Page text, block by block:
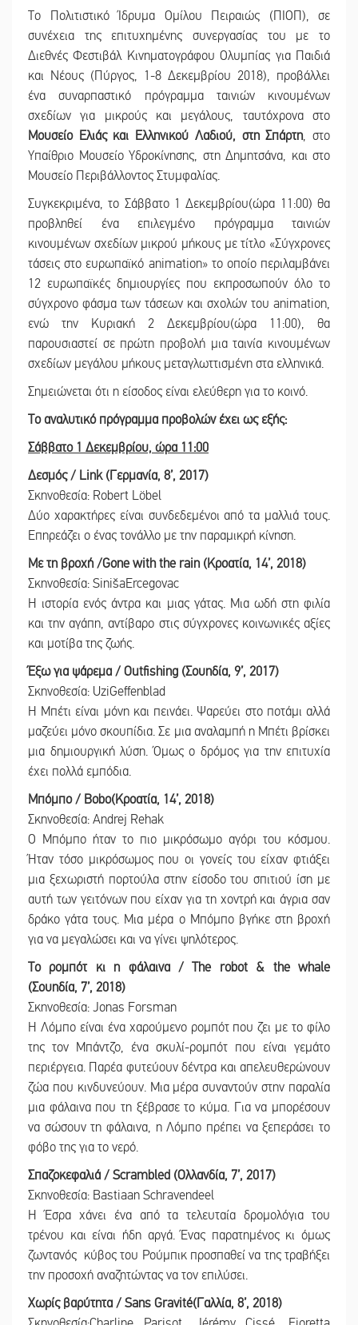
Το Πολιτιστικό Ίδρυμα Ομίλου Πειραιώς (ΠΙΟΠ), σε
συνέχεια της επιτυχημένης συνεργασίας του με το
Διεθνές Φεστιβάλ Κινηματογράφου Ολυμπίας για Παιδιά
και Νέους (Πύργος, 1-8 Δεκεμβρίου 2018), προβάλλει
ένα συναρπαστικό πρόγραμμα ταινιών κινουμένων
σχεδίων για μικρούς και μεγάλους, ταυτόχρονα στο
Μουσείο Ελιάς και Ελληνικού Λαδιού, στη Σπάρτη, στο
Υπαίθριο Μουσείο Υδροκίνησης, στη Δημητσάνα, και στο
Μουσείο Περιβάλλοντος Στυμφαλίας.
Συγκεκριμένα, το Σάββατο 1 Δεκεμβρίου(ώρα 11:00) θα
προβληθεί ένα επιλεγμένο πρόγραμμα ταινιών
κινουμένων σχεδίων μικρού μήκους με τίτλο «Σύγχρονες
τάσεις στο ευρωπαϊκό animation» το οποίο περιλαμβάνει
12 ευρωπαϊκές δημιουργίες που εκπροσωπούν όλο το
σύγχρονο φάσμα των τάσεων και σχολών του animation,
ενώ την Κυριακή 2 Δεκεμβρίου(ώρα 11:00), θα
παρουσιαστεί σε πρώτη προβολή μια ταινία κινουμένων
σχεδίων μεγάλου μήκους μεταγλωττισμένη στα ελληνικά.
Σημειώνεται ότι η είσοδος είναι ελεύθερη για το κοινό.
Το αναλυτικό πρόγραμμα προβολών έχει ως εξής:
Σάββατο 1 Δεκεμβρίου, ώρα 11:00
Δεσμός / Link (Γερμανία, 8’, 2017)
Σκηνοθεσία: Robert Löbel
Δύο χαρακτήρες είναι συνδεδεμένοι από τα μαλλιά τους.
Επηρεάζει ο ένας τονάλλο με την παραμικρή κίνηση.
Με τη βροχή /Gone with the rain (Κροατία, 14’, 2018)
Σκηνοθεσία: SinišaErcegovac
Η ιστορία ενός άντρα και μιας γάτας. Μια ωδή στη φιλία
και την αγάπη, αντίβαρο στις σύγχρονες κοινωνικές αξίες
και μοτίβα της ζωής.
Έξω για ψάρεμα / Outfishing (Σουηδία, 9’, 2017)
Σκηνοθεσία: UziGeffenblad
Η Μπέτι είναι μόνη και πεινάει. Ψαρεύει στο ποτάμι αλλά
μαζεύει μόνο σκουπίδια. Σε μια αναλαμπή η Μπέτι βρίσκει
μια δημιουργική λύση. Όμως ο δρόμος για την επιτυχία
έχει πολλά εμπόδια.
Μπόμπο / Bobo(Κροατία, 14’, 2018)
Σκηνοθεσία: Andrej Rehak
Ο Μπόμπο ήταν το πιο μικρόσωμο αγόρι του κόσμου.
Ήταν τόσο μικρόσωμος που οι γονείς του είχαν φτιάξει
μια ξεχωριστή πορτούλα στην είσοδο του σπιτιού ίση με
αυτή των γειτόνων που είχαν για τη χοντρή και άγρια σαν
δράκο γάτα τους. Μια μέρα ο Μπόμπο βγήκε στη βροχή
για να μεγαλώσει και να γίνει ψηλότερος.
Το ρομπότ κι η φάλαινα / The robot & the whale
(Σουηδία, 7’, 2018)
Σκηνοθεσία: Jonas Forsman
Η Λόμπο είναι ένα χαρούμενο ρομπότ που ζει με το φίλο
της τον Μπάντζο, ένα σκυλί-ρομπότ που είναι γεμάτο
περιέργεια. Παρέα φυτεύουν δέντρα και απελευθερώνουν
ζώα που κινδυνεύουν. Μια μέρα συναντούν στην παραλία
μια φάλαινα που τη ξέβρασε το κύμα. Για να μπορέσουν
να σώσουν τη φάλαινα, η Λόμπο πρέπει να ξεπεράσει το
φόβο της για το νερό.
Σπαζοκεφαλιά / Scrambled (Ολλανδία, 7’, 2017)
Σκηνοθεσία: Bastiaan Schravendeel
Η Έσρα χάνει ένα από τα τελευταία δρομολόγια του
τρένου και είναι ήδη αργά. Ένας παρατημένος κι όμως
ζωντανός κύβος του Ρούμπικ προσπαθεί να της τραβήξει
την προσοχή αναζητώντας να τον επιλύσει.
Χωρίς βαρύτητα / Sans Gravité(Γαλλία, 8’, 2018)